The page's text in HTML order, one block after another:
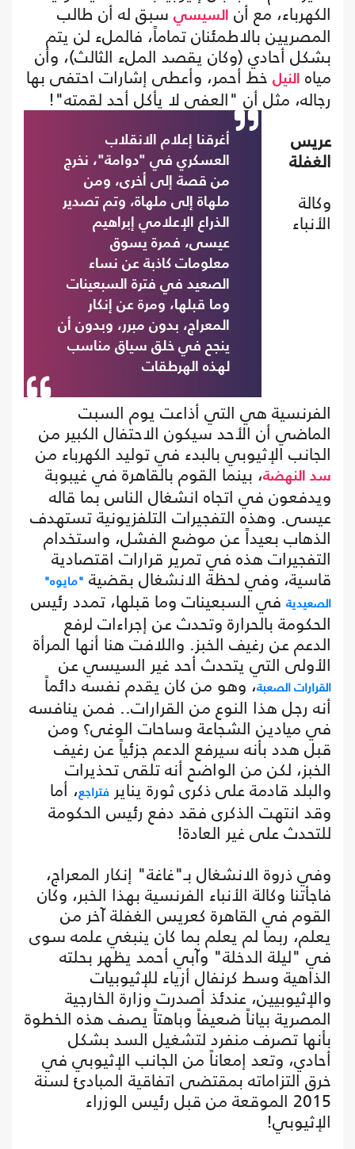
الكهرباء، مع أن السيسي سبق له أن طالب
المصريين بالاطمئنان تماماً، فالملء لن يتم
بشكل أحادي (وكان يقصد الملء الثالث)، وأن
مياه النيل خط أحمر، وأعطى إشارات احتفى بها
رجاله، مثل أن "العفي لا يأكل أحد لقمته"!
أغرقنا إعلام الانقلاب
العسكري في "دوامة"، نخرج
من قصة إلى أخرى، ومن
ملهاة إلى ملهاة، وتم تصدير
الذراع الإعلامي إبراهيم
عيسى، فمرة يسوق
معلومات كاذبة عن نساء
الصعيد في فترة السبعينات
وما قبلها، ومرة عن إنكار
المعراج، بدون مبرر، وبدون أن
ينجح في خلق سياق مناسب
لهذه الهرطقات
عريس
الغفلة
وكالة
الأنباء
الفرنسية هي التي أذاعت يوم السبت
الماضي أن الأحد سيكون الاحتفال الكبير من
الجانب الإثيوبي بالبدء في توليد الكهرباء من
سد النهضة، بينما القوم بالقاهرة في غيبوبة
ويدفعون في اتجاه انشغال الناس بما قاله
عيسى. وهذه التفجيرات التلفزيونية تستهدف
الذهاب بعيداً عن موضع الفشل، واستخدام
التفجيرات هذه في تمرير قرارات اقتصادية
قاسية، وفي لحظة الانشغال بقضية "مايوه"
الصعيدية في السبعينات وما قبلها، تمدد رئيس
الحكومة بالحرارة وتحدث عن إجراءات لرفع
الدعم عن رغيف الخبز. واللافت هنا أنها المرأة
الأولى التي يتحدث أحد غير السيسي عن
القرارات الصعبة، وهو من كان يقدم نفسه دائماً
أنه رجل هذا النوع من القرارات.. فمن ينافسه
في ميادين الشجاعة وساحات الوغى؟ ومن
قبل هدد بأنه سيرفع الدعم جزئياً عن رغيف
الخبز، لكن من الواضح أنه تلقى تحذيرات
والبلد قادمة على ذكرى ثورة يناير فتراجع، أما
وقد انتهت الذكرى فقد دفع رئيس الحكومة
للتحدث على غير العادة!
وفي ذروة الانشغال بـ"غاغة" إنكار المعراج،
فاجأتنا وكالة الأنباء الفرنسية بهذا الخبر، وكان
القوم في القاهرة كعريس الغفلة آخر من
يعلم، ربما لم يعلم بما كان ينبغي علمه سوى
في "ليلة الدخلة" وآبي أحمد يظهر بحلته
الذاهية وسط كرنفال أزياء للإثيوبيات
والإثيوبيين، عندئذ أصدرت وزارة الخارجية
المصرية بياناً ضعيفاً وباهتاً يصف هذه الخطوة
بأنها تصرف منفرد لتشغيل السد بشكل
أحادي، وتعد إمعاناً من الجانب الإثيوبي في
خرق التزاماته بمقتضى اتفاقية المبادئ لسنة
2015 الموقعة من قبل رئيس الوزراء
الإثيوبي!